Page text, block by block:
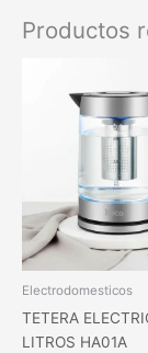
Productos
Electrodomesticos
TETERA
LITROS HA01A